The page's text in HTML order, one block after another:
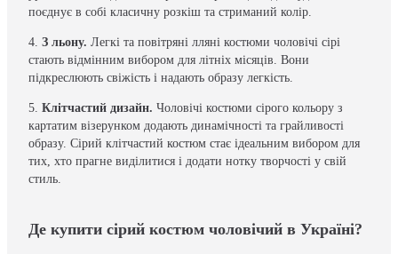
поєднує в собі класичну розкіш та стриманий колір.
4. З льону. Легкі та повітряні лляні костюми чоловічі сірі
стають відмінним вибором для літніх місяців. Вони
підкреслюють свіжість і надають образу легкість.
5. Клітчастий дизайн. Чоловічі костюми сірого кольору з
картатим візерунком додають динамічності та грайливості
образу. Сірий клітчастий костюм стає ідеальним вибором для
тих, хто прагне виділитися і додати нотку творчості у свій
стиль.
Де купити сірий костюм чоловічий в Україні?